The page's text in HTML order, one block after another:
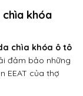
khóa
chìa khóa ô tô
đảm bảo những
EEAT của thợ